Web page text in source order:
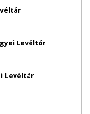
Levéltár
Levéltár